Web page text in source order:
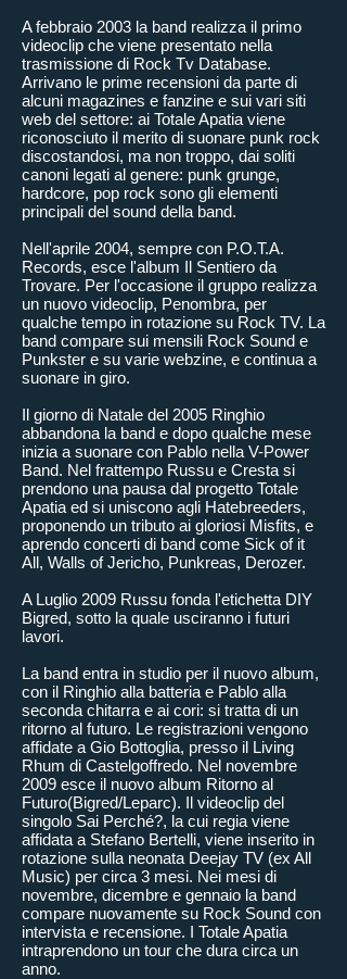
A febbraio 2003 la band realizza il primo
videoclip che viene presentato nella
trasmissione di Rock Tv Database.
Arrivano le prime recensioni da parte di
alcuni magazines e fanzine e sui vari siti
web del settore: ai Totale Apatia viene
riconosciuto il merito di suonare punk rock
discostandosi, ma non troppo, dai soliti
canoni legati al genere: punk grunge,
hardcore, pop rock sono gli elementi
principali del sound della band.
Nell'aprile 2004, sempre con P.O.T.A.
Records, esce l'album Il Sentiero da
Trovare. Per l'occasione il gruppo realizza
un nuovo videoclip, Penombra, per
qualche tempo in rotazione su Rock TV. La
band compare sui mensili Rock Sound e
Punkster e su varie webzine, e continua a
suonare in giro.
Il giorno di Natale del 2005 Ringhio
abbandona la band e dopo qualche mese
inizia a suonare con Pablo nella V-Power
Band. Nel frattempo Russu e Cresta si
prendono una pausa dal progetto Totale
Apatia ed si uniscono agli Hatebreeders,
proponendo un tributo ai gloriosi Misfits, e
aprendo concerti di band come Sick of it
All, Walls of Jericho, Punkreas, Derozer.
A Luglio 2009 Russu fonda l'etichetta DIY
Bigred, sotto la quale usciranno i futuri
lavori.
La band entra in studio per il nuovo album,
con il Ringhio alla batteria e Pablo alla
seconda chitarra e ai cori: si tratta di un
ritorno al futuro. Le registrazioni vengono
affidate a Gio Bottoglia, presso il Living
Rhum di Castelgoffredo. Nel novembre
2009 esce il nuovo album Ritorno al
Futuro(Bigred/Leparc). Il videoclip del
singolo Sai Perché?, la cui regia viene
affidata a Stefano Bertelli, viene inserito in
rotazione sulla neonata Deejay TV (ex All
Music) per circa 3 mesi. Nei mesi di
novembre, dicembre e gennaio la band
compare nuovamente su Rock Sound con
intervista e recensione. I Totale Apatia
intraprendono un tour che dura circa un
anno.